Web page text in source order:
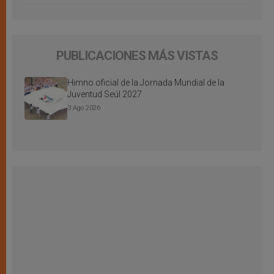
PUBLICACIONES MÁS VISTAS
Himno oficial de la Jornada Mundial de la
Juventud Seúl 2027
3 Ago 2026